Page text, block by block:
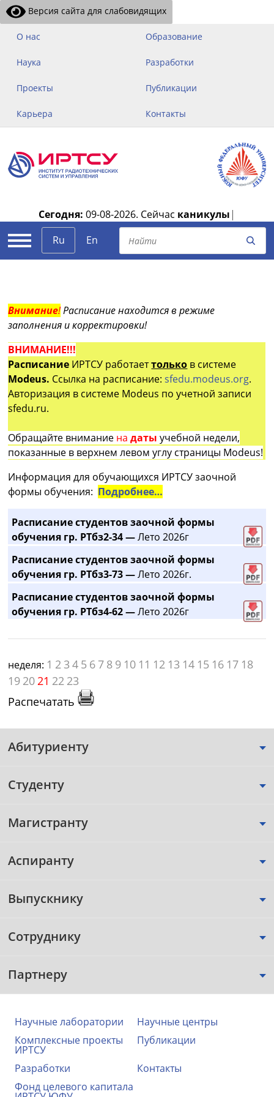
Версия сайта для слабовидящих
О нас Образование
Наука Разработки
Проекты Публикации
Карьера Контакты
Сегодня: 09-08-2026. Сейчас каникулы |
Ru
En
Внимание!Расписание находится в режиме
заполнения и корректировки!
ВНИМАНИЕ!!!
Расписание ИРТСУ работаеттолько в системе
Modeus. Ссылка на расписание:sfedu.modeus.org.
Авторизация в системе Modeus по учетной записи
sfedu.ru.
Обращайте внимание на датыучебной недели,
показанные в верхнем левом углу страницы Modeus!
Информация для обучающихся ИРТСУ заочной
формы обучения: Подробнее…
Расписание студентов заочной формы
обучения гр. РТбз2-34 —Лето 2026г
Расписание студентов заочной формы
обучения гр. РТбз3-73 —Лето 2026г.
Расписание студентов заочной формы
обучения гр. РТбз4-62 —Лето 2026г
неделя: 1 2 3 4 5 6 7 8 9 10 11 12 13 14 15 16 17 18
19 2021 22 23
Распечатать
Абитуриенту
Студенту
Магистранту
Аспиранту
Выпускнику
Сотруднику
Партнеру
Научные лаборатории
Научные центры
Комплексные проекты
ИРТСУ
Публикации
Разработки
Контакты
Фонд целевого капитала